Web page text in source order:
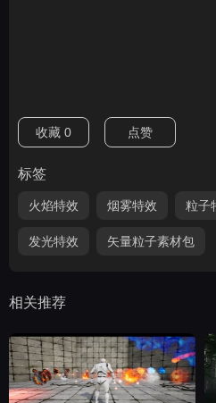
收藏 0 点赞
标签
火焰特效 烟雾特效 粒子
发光特效 矢量粒子素材包
相关推荐